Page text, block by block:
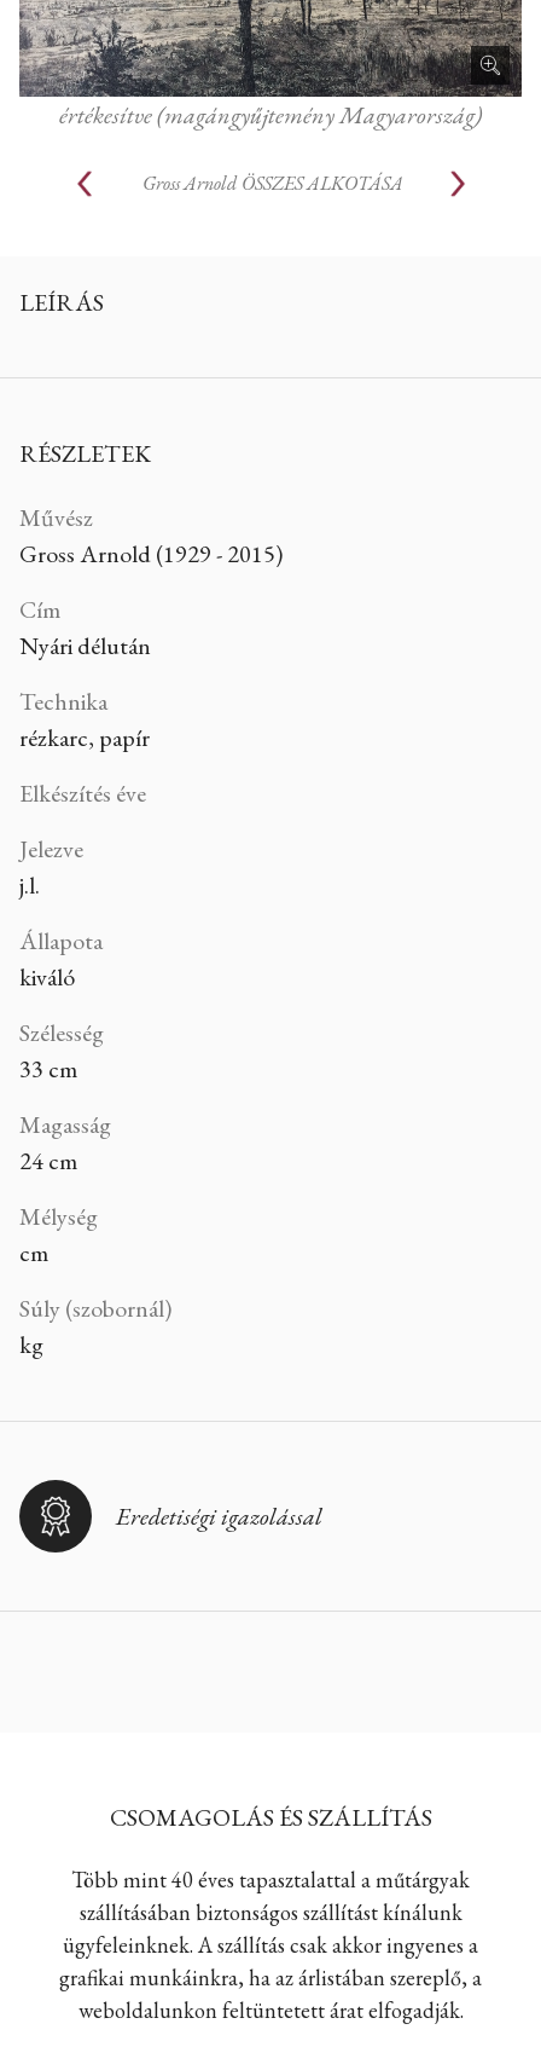
értékesítve (magángyűjtemény Magyarország)
Gross Arnold ÖSSZES ALKOTÁSA
LEÍRÁS
RÉSZLETEK
Művész
Gross Arnold (1929 - 2015)
Cím
Nyári délután
Technika
rézkarc, papír
Elkészítés éve
Jelezve
j.l.
Állapota
kiváló
Szélesség
33 cm
Magasság
24 cm
Mélység
cm
Súly (szobornál)
kg
Eredetiségi igazolással
CSOMAGOLÁS ÉS SZÁLLÍTÁS
Több mint 40 éves tapasztalattal a műtárgyak
szállításában biztonságos szállítást kínálunk
ügyfeleinknek. A szállítás csak akkor ingyenes a
grafikai munkáinkra, ha az árlistában szereplő, a
weboldalunkon feltüntetett árat elfogadják.